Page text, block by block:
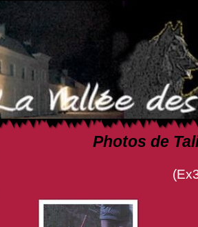
Photos de
(Ex3, Br Ag, Othain